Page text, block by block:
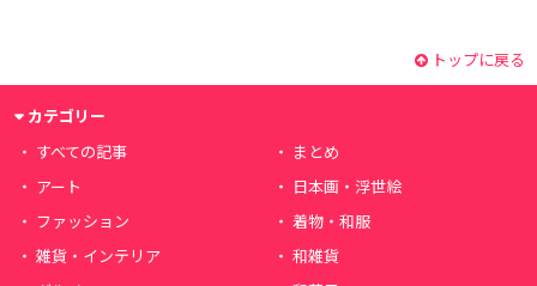
トップに戻る
カテゴリー
すべての記事
まとめ
アート
日本画・浮世絵
ファッション
着物・和服
雑貨・インテリア
和雑貨